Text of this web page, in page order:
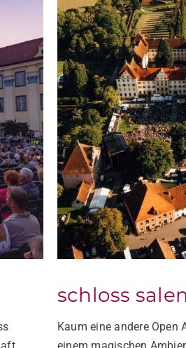
schloss salem
Kaum eine andere Open Air